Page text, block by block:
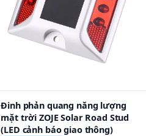
Đinh phản quang năng lượng
mặt trời ZOJE Solar Road Stud
(LED cảnh báo giao thông)